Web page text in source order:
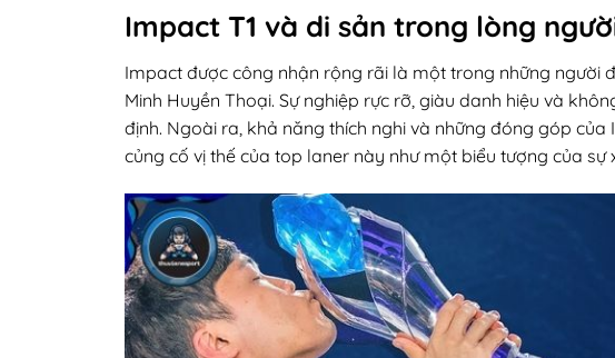
Impact T1 và di sản trong lòng
Impact được công nhận rộng rãi là một trong những người
Minh Huyền Thoại. Sự nghiệp rực rỡ, giàu danh hiệu và
định. Ngoài ra, khả năng thích nghi và những đóng góp của
củng cố vị thế của top laner này như một biểu tượng của sự